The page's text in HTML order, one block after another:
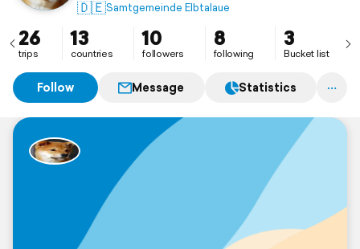
🇩🇪Samtgemeinde Elbtalaue
26
trips
13
countries
10
followers
8
following
3
Bucket list
Follow Message Statistics